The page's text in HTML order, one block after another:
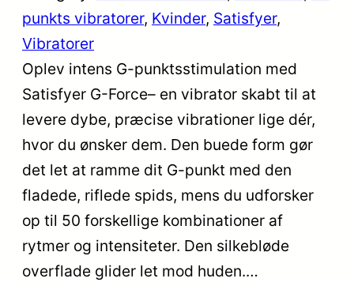
punkts vibratorer, Kvinder, Satisfyer
Vibratorer
Oplev intens G-punktsstimulation med
Satisfyer G-Force– en vibrator skabt til at
levere dybe, præcise vibrationer lige dér,
hvor du ønsker dem. Den buede form gør
det let at ramme dit G-punkt med den
fladede, riflede spids, mens du udforsker
op til 50 forskellige kombinationer af
rytmer og intensiteter. Den silkebløde
overflade glider let mod huden.…